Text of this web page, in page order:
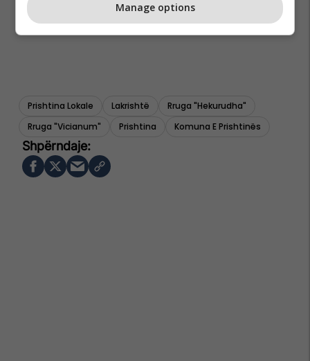
Prishtina Lokale Lakrishtë
Rruga "hekurudha"
Rruga "vicianum"
Prishtina Komuna E Prishtinës
Manage options